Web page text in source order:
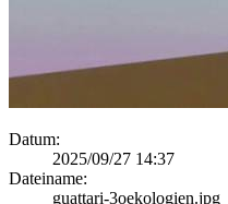
Datum:
2025/09/27 14:37
Dateiname:
guattari-3oekologien.jpg